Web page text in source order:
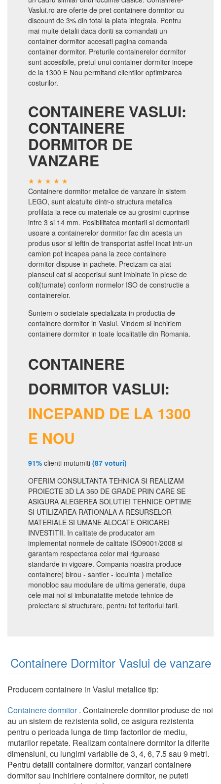
Vaslui.ro are oferte de pret containere dormitor cu
discount de 3% din total la plata integrala. Pentru
mai multe detalii daca doriti sa comandati un
container dormitor accesati pagina comanda
container dormitor. Preturile containerelor dormitor
sunt accesibile, pretul unui container dormitor incepe
de la 1300 E Nou permitand clientilor optimizarea
costurilor.
CONTAINERE VASLUI:
CONTAINERE
DORMITOR DE
VANZARE
Containere dormitor metalice de vanzare în sistem
LEGO, sunt alcatuite dintr-o structura metalica
profilata la rece cu materiale ce au grosimi cuprinse
intre 3 si 14 mm. Posibilitatea montarii si demontarii
usoare a containerelor dormitor fac din acesta un
produs usor si ieftin de transportat astfel incat intr-un
camion pot incapea pana la zece containere
dormitor dispuse in pachete. Precizam ca atat
planseul cat si acoperisul sunt imbinate în piese de
colt(turnate) conform normelor ISO de constructie a
containerelor.
Suntem o societate specializata in productia de
containere dormitor in Vaslui. Vindem si inchiriem
containere dormitor in toate localitatile din Romania.
CONTAINERE
DORMITOR VASLUI:
INCEPAND DE LA 1300
E NOU
91% clienti mutumiti (87 voturi)
OFERIM CONSULTANTA TEHNICA SI REALIZAM
PROIECTE 3D LA 360 DE GRADE PRIN CARE SE
ASIGURA ALEGEREA SOLUTIEI TEHNICE OPTIME
SI UTILIZAREA RATIONALA A RESURSELOR
MATERIALE SI UMANE ALOCATE ORICAREI
INVESTITII. In calitate de producator am
implementat normele de calitate ISO9001/2008 si
garantam respectarea celor mai riguroase
standarde in vigoare. Compania noastra produce
containere( birou - santier - locuinta ) metalice
monobloc sau modulare de ultima generatie, dupa
cele mai noi si imbunatatite metode tehnice de
proiectare si structurare, pentru tot teritoriul tarii.
Containere Dormitor Vaslui de vanzare
Producem containere in Vaslui metalice tip:
Containere dormitor. Containerele dormitor produse de noi
au un sistem de rezistenta solid, ce asigura rezistenta
pentru o perioada lunga de timp factorilor de mediu,
mutarilor repetate. Realizam containere dormitor la diferite
dimensiuni, cu lungimi variabile de 3, 4, 6, 7.5 sau 9 metri.
Pentru detalii containere dormitor, vanzari containere
dormitor sau inchiriere containere dormitor, ne puteti